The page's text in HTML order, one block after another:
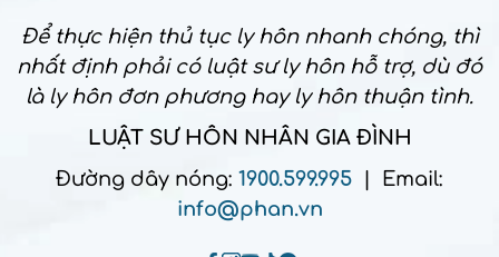
Để thực hiện thủ tục ly hôn nhanh chóng, thì
nhất định phải có luật sư ly hôn hỗ trợ, dù đó
là ly hôn đơn phương hay ly hôn thuận tình.
LUẬT SƯ HÔN NHÂN GIA ĐÌNH
Đường dây nóng: 1900.599.995 | Email:
info@phan.vn